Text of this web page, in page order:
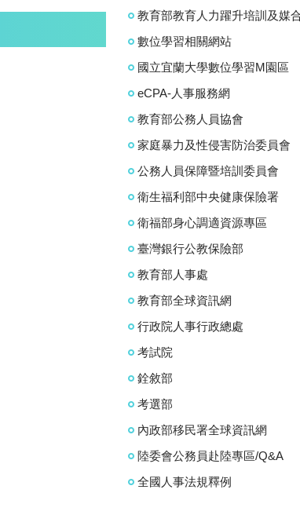
教育部教育人力躍升培訓及媒
數位學習相關網站
國立宜蘭大學數位學習M園區
eCPA-人事服務網
教育部公務人員協會
家庭暴力及性侵害防治委員會
公務人員保障暨培訓委員會
衛生福利部中央健康保險署
衛福部身心調適資源專區
臺灣銀行公教保險部
教育部人事處
教育部全球資訊網
行政院人事行政總處
考試院
銓敘部
考選部
內政部移民署全球資訊網
陸委會公務員赴陸專區/Q&A
全國人事法規釋例